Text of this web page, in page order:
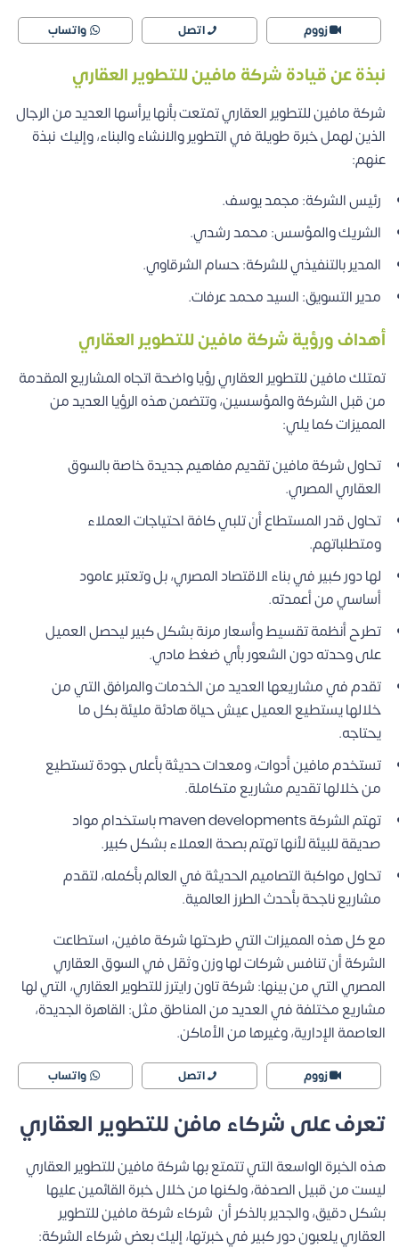
زووم اتصل واتساب
نبذة عن قيادة شركة مافين للتطوير العقاري
شركة مافين للتطوير العقاري تمتعت بأنها يرأسها العديد من الرجال
الذين لهمل خبرة طويلة في التطوير والانشاء والبناء، وإليك نبذة
عنهم:
رئيس الشركة: مجمد يوسف.
الشريك والمؤسس: محمد رشدي.
المدير بالتنفيذي للشركة: حسام الشرقاوي.
مدير التسويق: السيد محمد عرفات.
أهداف ورؤية شركة مافين للتطوير العقاري
تمتلك مافين للتطوير العقاري رؤيا واضحة اتجاه المشاريع المقدمة
من قبل الشركة والمؤسسين، وتتضمن هذه الرؤيا العديد من
المميزات كما يلي:
تحاول شركة مافين تقديم مفاهيم جديدة خاصة بالسوق
العقاري المصري.
تحاول قدر المستطاع أن تلبي كافة احتياجات العملاء
ومتطلباتهم.
لها دور كبير في بناء الاقتصاد المصري، بل وتعتبر عامود
أساسي من أعمدته.
تطرح أنظمة تقسيط وأسعار مرنة بشكل كبير ليحصل العميل
على وحدته دون الشعور بأي ضغط مادي.
تقدم في مشاريعها العديد من الخدمات والمرافق التي من
خلالها يستطيع العميل عيش حياة هادئة مليئة بكل ما
يحتاجه.
تستخدم مافين أدوات، ومعدات حديثة بأعلى جودة تستطيع
من خلالها تقديم مشاريع متكاملة.
تهتم الشركة maven developments باستخدام مواد
صديقة للبيئة لأنها تهتم بصحة العملاء بشكل كبير.
تحاول مواكبة التصاميم الحديثة في العالم بأكمله، لتقدم
مشاريع ناجحة بأحدث الطرز العالمية.
مع كل هذه المميزات التي طرحتها شركة مافين، استطاعت
الشركة أن تنافس شركات لها وزن وثقل في السوق العقاري
المصري التي من بينها:شركة تاون رايترز للتطوير العقاري، التي لها
مشاريع مختلفة في العديد من المناطق مثل: القاهرة الجديدة،
العاصمة الإدارية، وغيرها من الأماكن.
زووم اتصل واتساب
تعرف على شركاء مافن للتطوير العقاري
هذه الخبرة الواسعة التي تتمتع بها شركة مافين للتطوير العقاري
ليست من قبيل الصدفة، ولكنها من خلال خبرة القائمين عليها
بشكل دقيق، والجدير بالذكر أن شركاء شركة مافين للتطوير
العقاري يلعبون دور كبير في خبرتها، إليك بعض شركاء الشركة: